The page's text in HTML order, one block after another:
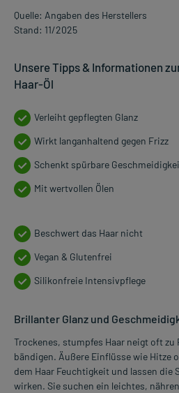
Quelle: Angaben des Herstellers
Stand: 11/2025
Unsere Tipps & Informationen
Haar-Öl
Verleiht gepflegten Glanz
Wirkt langanhaltend gegen Frizz
Schenkt spürbare
Mit wertvollen Ölen
Beschwert das Haar nicht
Vegan & Glutenfrei
Silikonfreie Intensivpflege
Brillanter Glanz und
Trockenes, stumpfes Haar neigt oft
bändigen. Äußere Einflüsse wie Hitze
dem Haar Feuchtigkeit und lassen die
wirken. Sie suchen ein leichtes,